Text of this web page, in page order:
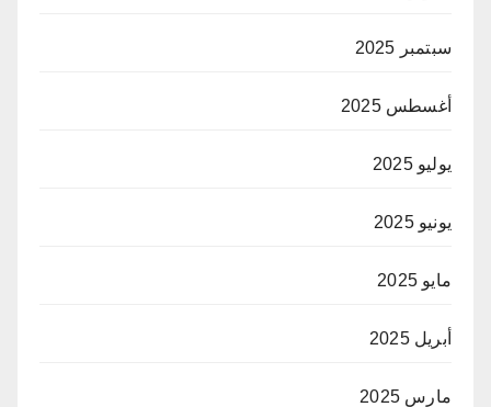
سبتمبر 2025
أغسطس 2025
يوليو 2025
يونيو 2025
مايو 2025
أبريل 2025
مارس 2025